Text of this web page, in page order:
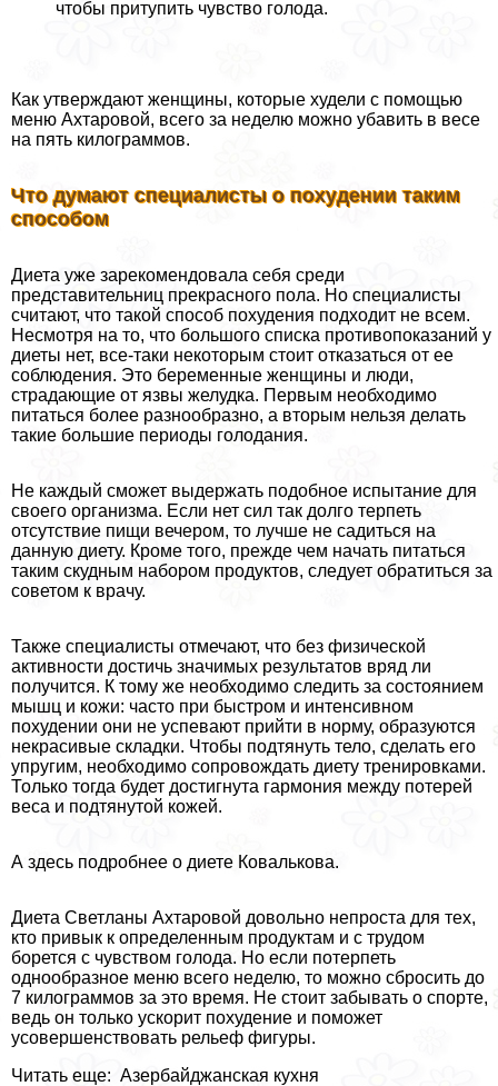
чтобы притупить чувство голода.
Как утверждают женщины, которые худели с помощью
меню Ахтаровой, всего за неделю можно убавить в весе
на пять килограммов.
Что думают специалисты о похудении таким
способом
Диета уже зарекомендовала себя среди
представительниц прекрасного пола. Но специалисты
считают, что такой способ похудения подходит не всем.
Несмотря на то, что большого списка противопоказаний у
диеты нет, все-таки некоторым стоит отказаться от ее
соблюдения. Это беременные женщины и люди,
страдающие от язвы желудка. Первым необходимо
питаться более разнообразно, а вторым нельзя делать
такие большие периоды голодания.
Не каждый сможет выдержать подобное испытание для
своего организма. Если нет сил так долго терпеть
отсутствие пищи вечером, то лучше не садиться на
данную диету. Кроме того, прежде чем начать питаться
таким скудным набором продуктов, следует обратиться за
советом к врачу.
Также специалисты отмечают, что без физической
активности достичь значимых результатов вряд ли
получится. К тому же необходимо следить за состоянием
мышц и кожи: часто при быстром и интенсивном
похудении они не успевают прийти в норму, образуются
некрасивые складки. Чтобы подтянуть тело, сделать его
упругим, необходимо сопровождать диету тренировками.
Только тогда будет достигнута гармония между потерей
веса и подтянутой кожей.
А здесь подробнее о диете Ковалькова.
Диета Светланы Ахтаровой довольно непроста для тех,
кто привык к определенным продуктам и с трудом
борется с чувством голода. Но если потерпеть
однообразное меню всего неделю, то можно сбросить до
7 килограммов за это время. Не стоит забывать о спорте,
ведь он только ускорит похудение и поможет
усовершенствовать рельеф фигуры.
Читать еще: Азербайджанская кухня